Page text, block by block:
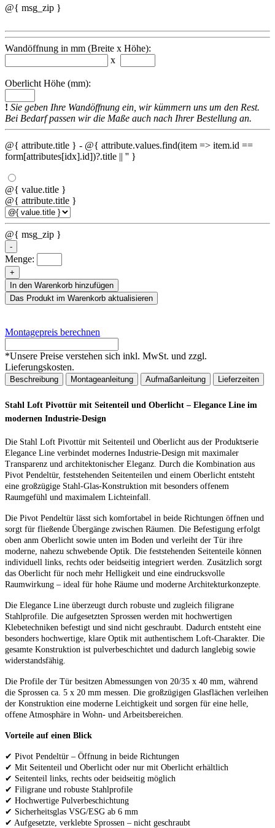
@{ msg_zip }
Wandöffnung in mm (Breite x Höhe):
x
Oberlicht Höhe (mm):
! Sie geben Ihre Wandöffnung ein, wir kümmern uns um den Rest.
Bei Bedarf passen wir die Maße auch nach Ihrer Bestellung an.
@{ attribute.title } - @{ attribute.values.find(item => item.id ==
form[attributes[idx].id])?.title || '' }
@{ value.title }
@{ attribute.title }
@{ msg_zip }
-
Menge:
+
In den Warenkorb hinzufügen
Das Produkt im Warenkorb aktualisieren
Montagepreis berechnen
*Unsere Preise verstehen sich inkl. MwSt. und zzgl.
Lieferungskosten.
Beschreibung Montageanleitung Aufmaßanleitung Lieferzeiten
Stahl Loft Pivottür mit Seitenteil und Oberlicht – Elegance Line im
modernen Industrie-Design
Die Stahl Loft Pivottür mit Seitenteil und Oberlicht aus der Produktserie
Elegance Line verbindet modernes Industrie-Design mit maximaler
Transparenz und architektonischer Eleganz. Durch die Kombination aus
Pivot Pendeltür, feststehenden Seitenteilen und einem Oberlicht entsteht
eine großzügige Stahl-Glas-Konstruktion mit besonders offenem
Raumgefühl und maximalem Lichteinfall.
Die Pivot Pendeltür lässt sich komfortabel in beide Richtungen öffnen und
sorgt für fließende Übergänge zwischen Räumen. Die Befestigung erfolgt
oben anm Oberlicht sowie unten im Boden und verleiht der Tür ihre
moderne, nahezu schwebende Optik. Die feststehenden Seitenteile können
individuell links, rechts oder beidseitig integriert werden. Zusätzlich sorgt
das Oberlicht für noch mehr Helligkeit und eine eindrucksvolle
Raumwirkung – ideal für hohe Räume und moderne Architekturkonzepte.
Die Elegance Line überzeugt durch robuste und zugleich filigrane
Stahlprofile. Die aufgesetzten Sprossen werden mit hochwertigen
Klebetechniken befestigt und sind nicht geschraubt. Dadurch entsteht eine
besonders hochwertige, klare Optik mit authentischem Loft-Charakter. Die
gesamte Konstruktion ist pulverbeschichtet und dadurch langlebig sowie
widerstandsfähig.
Die Profile der Tür besitzen Abmessungen von 20/35 x 40 mm, während
die Sprossen ca. 5 x 20 mm messen. Die großzügigen Glasflächen verleihen
der Konstruktion eine moderne Leichtigkeit und sorgen für eine helle,
offene Atmosphäre in Wohn- und Arbeitsbereichen.
Vorteile auf einen Blick
✔ Pivot Pendeltür – Öffnung in beide Richtungen
✔ Mit Seitenteil und Oberlicht oder nur mit Oberlicht erhältlich
✔ Seitenteil links, rechts oder beidseitig möglich
✔ Filigrane und robuste Stahlprofile
✔ Hochwertige Pulverbeschichtung
✔ Sicherheitsglas VSG/ESG ab 6 mm
✔ Aufgesetzte, verklebte Sprossen – nicht geschraubt